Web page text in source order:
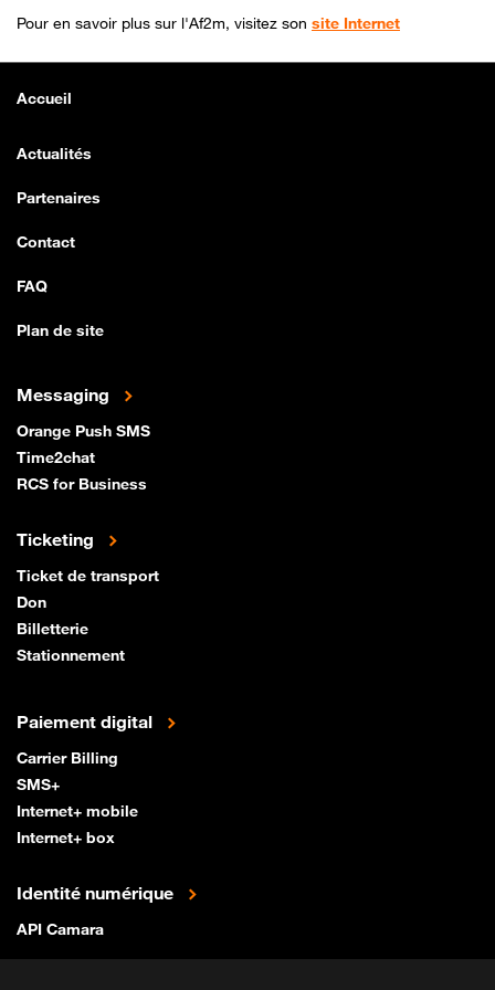
Pour en savoir plus sur l'Af2m, visitez son site Internet
Accueil
Actualités
Partenaires
Contact
FAQ
Plan de site
Messaging
Orange Push SMS
Time2chat
RCS for Business
Ticketing
Ticket de transport
Don
Billetterie
Stationnement
Paiement digital
Carrier Billing
SMS+
Internet+ mobile
Internet+ box
Identité numérique
API Camara